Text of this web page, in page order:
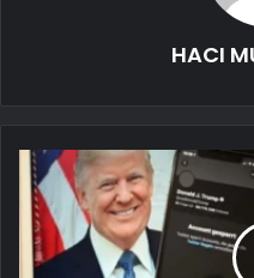
HACI